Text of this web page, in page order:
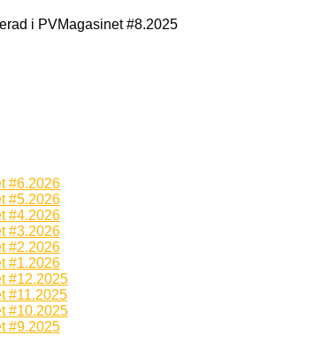
i PVMagasinet #8.2025
#6.2026
#5.2026
#4.2026
#3.2026
#2.2026
#1.2026
#12.2025
#11.2025
#10.2025
#9.2025